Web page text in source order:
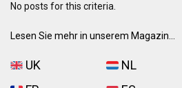
No posts for this criteria.
Lesen Sie mehr in unserem Magazin...
UK
NL